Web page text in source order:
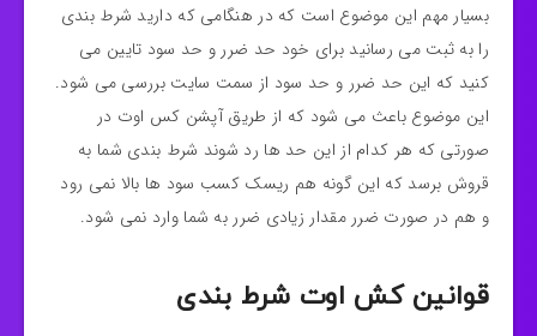
بسیار مهم این موضوع است که در هنگامی که دارید شرط بندی
را به ثبت می رسانید برای خود حد ضرر و حد سود تایین می
کنید که این حد ضرر و حد سود از سمت سایت بررسی می شود.
این موضوع باعث می شود که از طریق آپشن کس اوت در
صورتی که هر کدام از این حد ها رد شوند شرط بندی شما به
قروش برسد که این گونه هم ریسک کسب سود ها بالا نمی رود
و هم در صورت ضرر مقدار زیادی ضرر به شما وارد نمی شود.
قوانین کش اوت شرط بندی